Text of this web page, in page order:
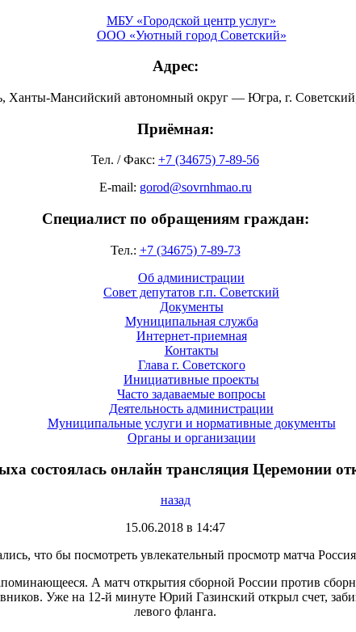
МБУ «Городской центр услуг»
ООО «Уютный город Советский»
Адрес:
Ханты-Мансийский автономный округ — Югра, г.
Приёмная:
Тел. / Факс: +7 (34675) 7-89-56
E-mail: gorod@sovrnhmao.ru
Специалист по обращениям граждан:
Тел.: +7 (34675) 7-89-73
Об администрации
Совет депутатов г.п. Советский
Документы
Муниципальная служба
Интернет-приемная
Контакты
Глава г. Советского
Инициативные проекты
Часто задаваемые вопросы
Деятельность администрации
Муниципальные услуги и нормативные документы
Органы и организации
состоялась онлайн трансляция Церемонии
назад
15.06.2018 в 14:47
что бы посмотреть увлекательный просмотр матча
А матч открытия сборной России против
Уже на 12-й минуте Юрий Газинский открыл счет,
левого фланга.